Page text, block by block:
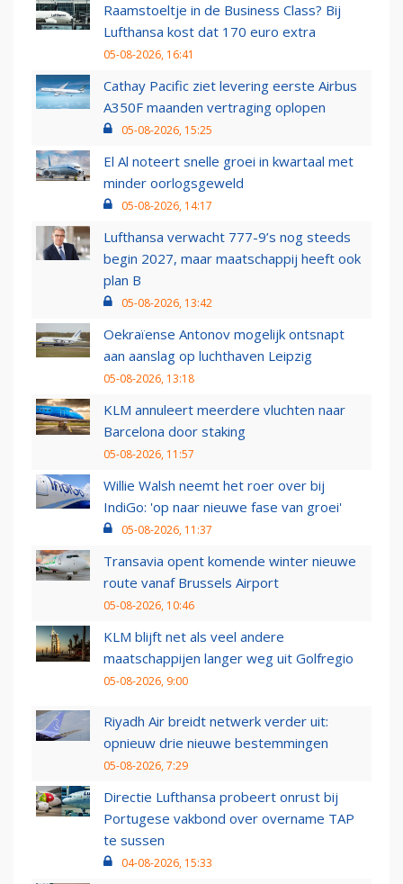
Raamstoeltje in de Business Class? Bij
Lufthansa kost dat 170 euro extra
05-08-2026, 16:41
Cathay Pacific ziet levering eerste Airbus
A350F maanden vertraging oplopen
05-08-2026, 15:25
El Al noteert snelle groei in kwartaal met
minder oorlogsgeweld
05-08-2026, 14:17
Lufthansa verwacht 777-9’s nog steeds
begin 2027, maar maatschappij heeft ook
plan B
05-08-2026, 13:42
Oekraïense Antonov mogelijk ontsnapt
aan aanslag op luchthaven Leipzig
05-08-2026, 13:18
KLM annuleert meerdere vluchten naar
Barcelona door staking
05-08-2026, 11:57
Willie Walsh neemt het roer over bij
IndiGo: 'op naar nieuwe fase van groei'
05-08-2026, 11:37
Transavia opent komende winter nieuwe
route vanaf Brussels Airport
05-08-2026, 10:46
KLM blijft net als veel andere
maatschappijen langer weg uit Golfregio
05-08-2026, 9:00
Riyadh Air breidt netwerk verder uit:
opnieuw drie nieuwe bestemmingen
05-08-2026, 7:29
Directie Lufthansa probeert onrust bij
Portugese vakbond over overname TAP
te sussen
04-08-2026, 15:33